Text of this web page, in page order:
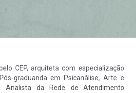
CEP, arquiteta com especialização
graduanda em Psicanálise, Arte e
Analista da Rede de Atendimento